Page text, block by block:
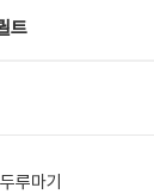
트
루마기